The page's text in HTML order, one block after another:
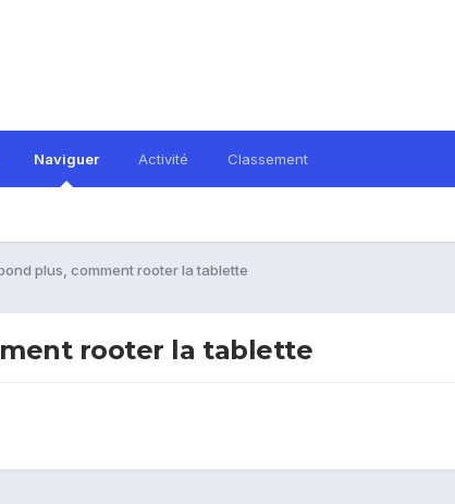
Naviguer Activité Classement
plus, comment rooter la tablette
rooter la tablette